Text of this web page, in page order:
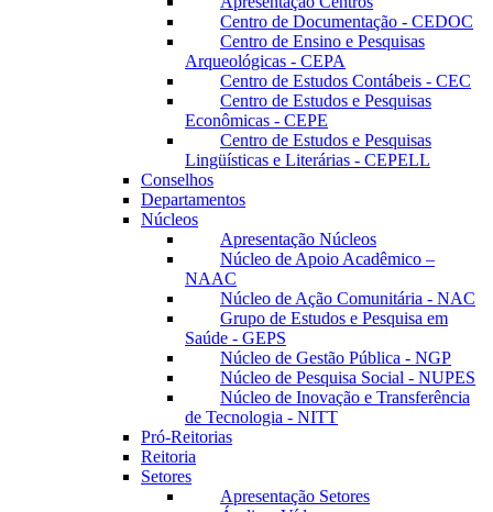
Centro de Documentação - CEDOC
Centro de Ensino e Pesquisas
Arqueológicas - CEPA
Centro de Estudos Contábeis - CEC
Centro de Estudos e Pesquisas
Econômicas - CEPE
Centro de Estudos e Pesquisas
Lingüísticas e Literárias - CEPELL
Conselhos
Departamentos
Núcleos
Apresentação Núcleos
Núcleo de Apoio Acadêmico –
NAAC
Núcleo de Ação Comunitária - NAC
Grupo de Estudos e Pesquisa em
Saúde - GEPS
Núcleo de Gestão Pública - NGP
Núcleo de Pesquisa Social - NUPES
Núcleo de Inovação e Transferência
de Tecnologia - NITT
Pró-Reitorias
Reitoria
Setores
Apresentação Setores